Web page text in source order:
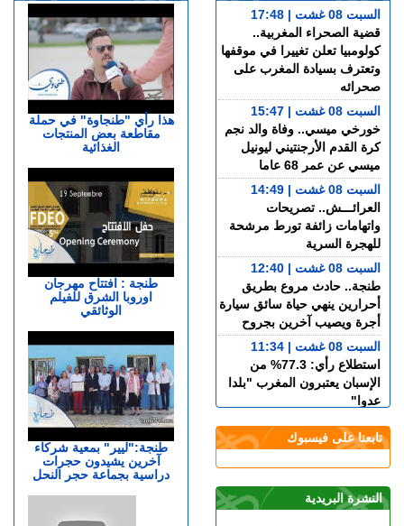
هذا رأي "طنجاوة" في حملة
مقاطعة بعض المنتجات
الغذائية
طنجة : افتتاح مهرجان
اوروبا الشرق للفيلم
الوثائقي
طنجة:"ليير" بمعية شركاء
آخرين يشيدون حجرات
دراسية بجماعة حجر النحل
السبت 08 غشت | 17:48
قضية الصحراء المغربية..
كولومبيا تعلن تغييرا في موقفها
وتعترف بسيادة المغرب على
صحرائه
السبت 08 غشت | 15:47
خورخي ميسي.. وفاة والد نجم
كرة القدم الأرجنتيني ليونيل
ميسي عن عمر 68 عاما
السبت 08 غشت | 14:49
العرائـــش.. تصريحات
واتهامات زائفة تورط مرشحة
للهجرة السرية
السبت 08 غشت | 12:40
طنجة.. حادث مروع بطريق
أحرارين ينهي حياة سائق سيارة
أجرة ويصيب آخرين بجروح
السبت 08 غشت | 11:34
استطلاع رأي: 77.3% من
الإسبان يعتبرون المغرب "بلدا
عدوا"
الجمعة 07 غشت | 23:01
سوء تدبير.. وزارة النقل تتسبب
الجمعة 07 غشت | 22:30
تابعنا على فيسبوك
النشرة البريدية